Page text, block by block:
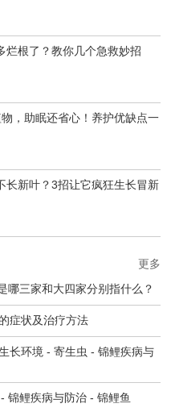
烂根了？教你几个急救妙招
，助眠还省心！养护优缺点一
长新叶？3招让它疯狂生长冒新
哪三家和大四家分别指什么？
症状及治疗方法
长环境 - 寄生虫 - 锦鲤疾病与
锦鲤疾病与防治 - 锦鲤鱼
更多